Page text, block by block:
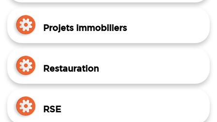
Projets immobiliers
Restauration
RSE